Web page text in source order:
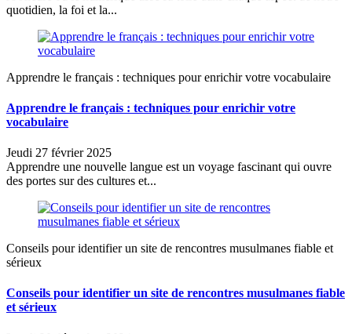
quotidien, la foi et la...
Apprendre le français : techniques pour enrichir votre vocabulaire
Apprendre le français : techniques pour enrichir votre
vocabulaire
Jeudi 27 février 2025
Apprendre une nouvelle langue est un voyage fascinant qui ouvre
des portes sur des cultures et...
Conseils pour identifier un site de rencontres musulmanes fiable et
sérieux
Conseils pour identifier un site de rencontres musulmanes fiable
et sérieux